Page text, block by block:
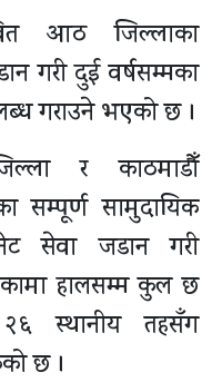
आठ जिल्लाका
गरी दुई वर्षसम्मका
गराउने भएको छ ।
र काठमाडौँ
सम्पूर्ण सामुदायिक
सेवा जडान गरी
हालसम्म कुल छ
स्थानीय तहसँग
छ ।